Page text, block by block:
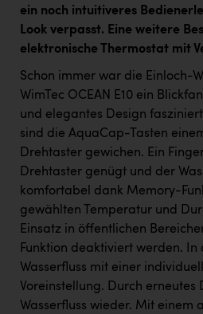
ein noch intuitiveres
Look verpasst. Eine weitere
elektronische Thermostat mit
Schon immer war die Einloch-
WimTec OCEAN E10 ein
und elegantes Design
sind die AquaCap-Tasten
Drehtaster gewichen. Ein
Drehtaster genügt und der
komfortabel dank Memory-
gewählten Temperatur und
Einsatz in öffentlichen
Funktion deaktiviert werden. In
Wasserfluss mit einer
Voreinstellung. Durch erneutes
Wasserfluss wieder. Mit einem